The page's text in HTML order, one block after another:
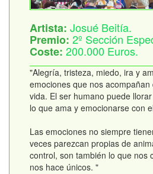
Artista: Josué Beitía.
Premio: 2º Sección
Coste: 200.000 Euros.
"Alegría, tristeza, miedo, ira y
emociones que nos
vida. El ser humano puede
lo que ama y emocionarse con
Las emociones no siempre
veces parezcan propias de
control, son también lo que nos
nos hace únicos. "